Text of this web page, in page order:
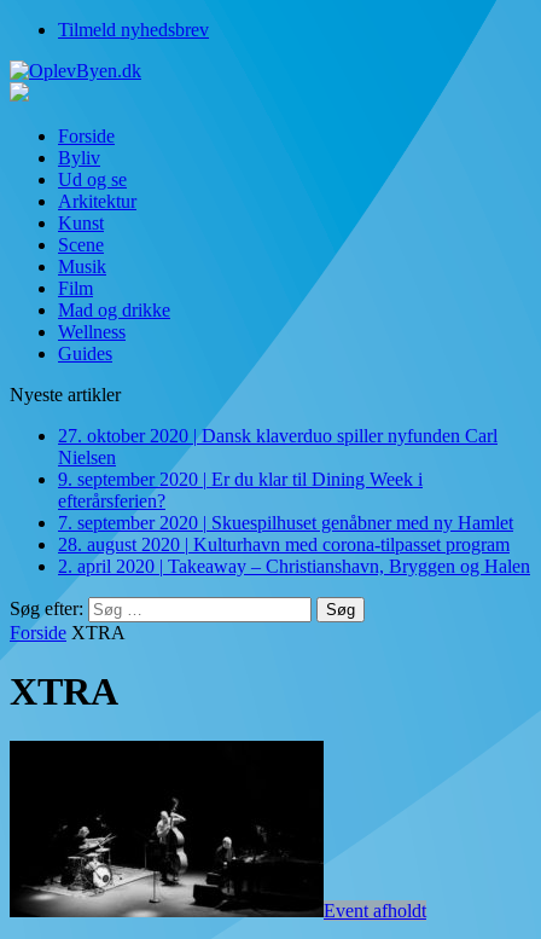
Tilmeld nyhedsbrev
Forside
Byliv
Ud og se
Arkitektur
Kunst
Scene
Musik
Film
Mad og drikke
Wellness
Guides
Nyeste artikler
27. oktober 2020 | Dansk klaverduo spiller nyfunden Carl
Nielsen
9. september 2020 | Er du klar til Dining Week i
efterårsferien?
7. september 2020 | Skuespilhuset genåbner med ny Hamlet
28. august 2020 | Kulturhavn med corona-tilpasset program
2. april 2020 | Takeaway – Christianshavn, Bryggen og Halen
Søg efter:
Forside XTRA
XTRA
Event afholdt